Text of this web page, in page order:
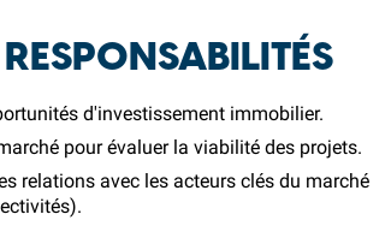
d'investissement immobilier.
pour évaluer la viabilité des projets.
relations avec les acteurs clés du marché